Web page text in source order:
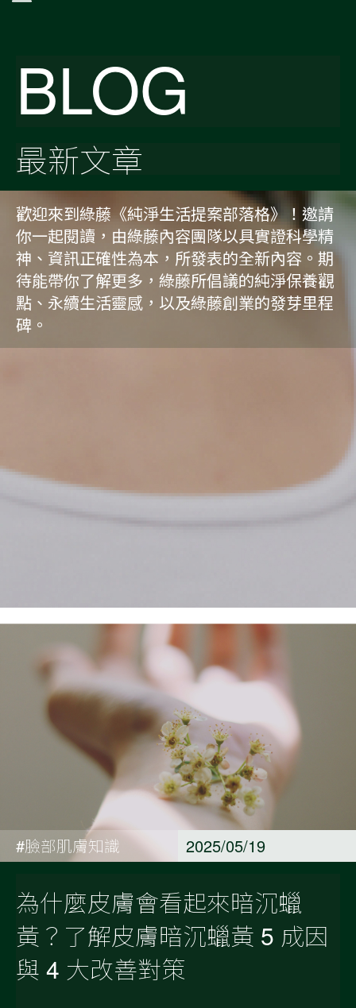
BLOG
最新文章
歡迎來到綠藤《純淨生活提案部落格》！邀請
你一起閱讀，由綠藤內容團隊以具實證科學精
神、資訊正確性為本，所發表的全新內容。期
待能帶你了解更多，綠藤所倡議的純淨保養觀
點、永續生活靈感，以及綠藤創業的發芽里程
碑。
#臉部肌膚知識 2025/05/19
為什麼皮膚會看起來暗沉蠟
黃？了解皮膚暗沉蠟黃 5 成因
與 4 大改善對策